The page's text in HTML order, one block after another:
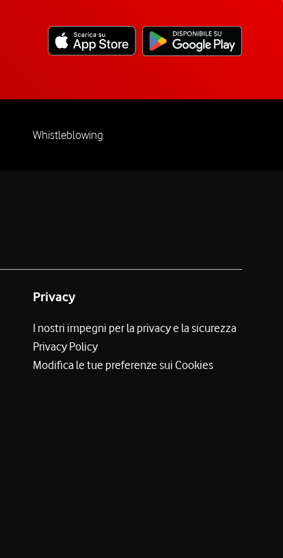
Whistleblowing
Privacy
I nostri impegni per la privacy e la sicurezza
Privacy Policy
Modifica le tue preferenze sui Cookies